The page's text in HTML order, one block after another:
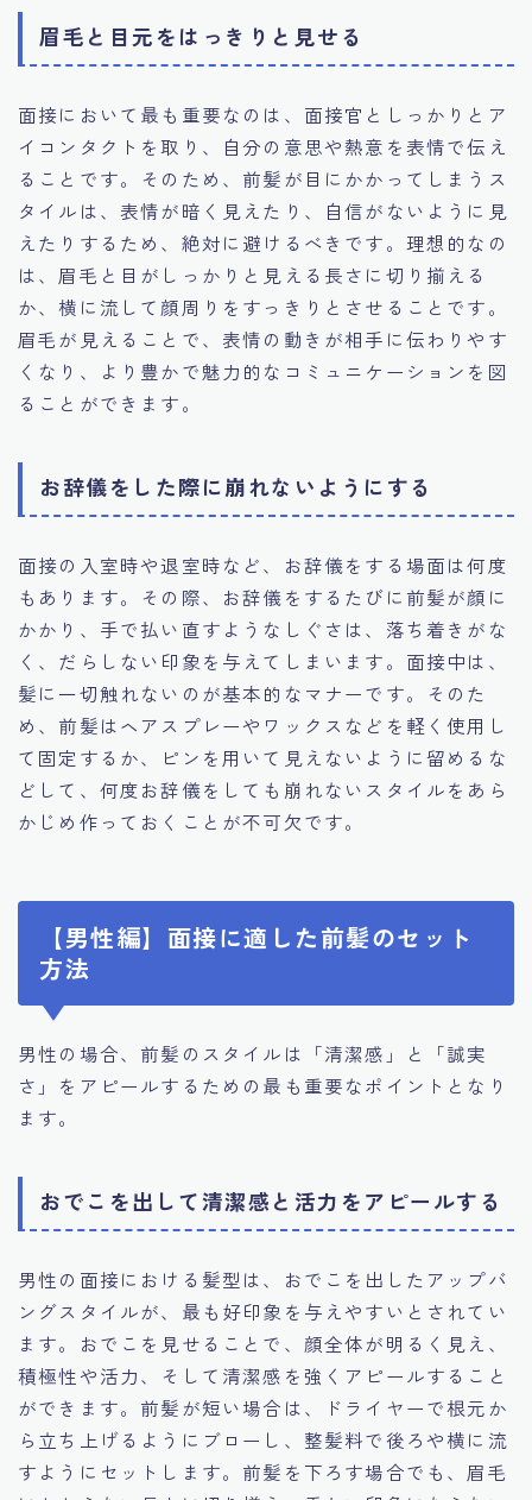
眉毛と目元をはっきりと見せる
面接において最も重要なのは、面接官としっかりとア
イコンタクトを取り、自分の意思や熱意を表情で伝え
ることです。そのため、前髪が目にかかってしまうス
タイルは、表情が暗く見えたり、自信がないように見
えたりするため、絶対に避けるべきです。理想的なの
は、眉毛と目がしっかりと見える長さに切り揃える
か、横に流して顔周りをすっきりとさせることです。
眉毛が見えることで、表情の動きが相手に伝わりやす
くなり、より豊かで魅力的なコミュニケーションを図
ることができます。
お辞儀をした際に崩れないようにする
面接の入室時や退室時など、お辞儀をする場面は何度
もあります。その際、お辞儀をするたびに前髪が顔に
かかり、手で払い直すようなしぐさは、落ち着きがな
く、だらしない印象を与えてしまいます。面接中は、
髪に一切触れないのが基本的なマナーです。そのた
め、前髪はヘアスプレーやワックスなどを軽く使用し
て固定するか、ピンを用いて見えないように留めるな
どして、何度お辞儀をしても崩れないスタイルをあら
かじめ作っておくことが不可欠です。
【男性編】面接に適した前髪のセット
方法
男性の場合、前髪のスタイルは「清潔感」と「誠実
さ」をアピールするための最も重要なポイントとなり
ます。
おでこを出して清潔感と活力をアピールする
男性の面接における髪型は、おでこを出したアップバ
ングスタイルが、最も好印象を与えやすいとされてい
ます。おでこを見せることで、顔全体が明るく見え、
積極性や活力、そして清潔感を強くアピールすること
ができます。前髪が短い場合は、ドライヤーで根元か
ら立ち上げるようにブローし、整髪料で後ろや横に流
すようにセットします。前髪を下ろす場合でも、眉毛